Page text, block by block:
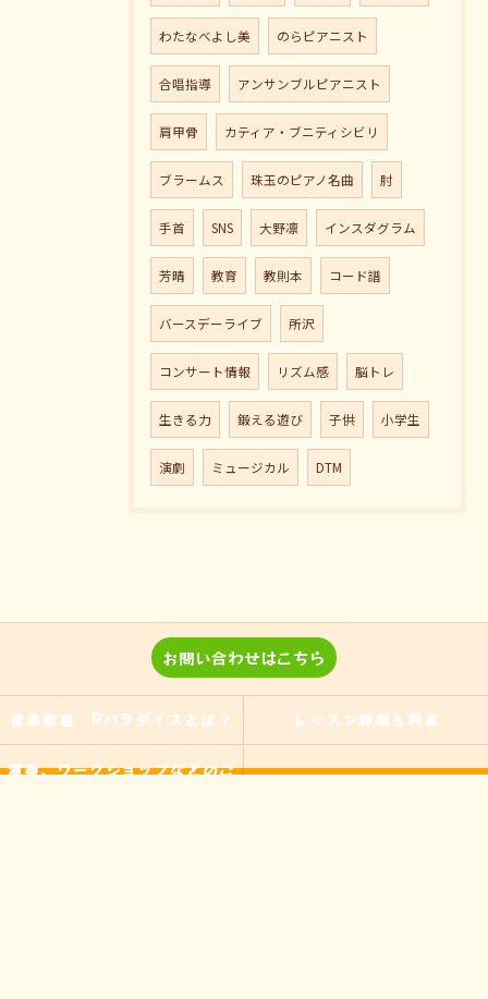
わたなべよし美 のらピアニスト
合唱指導 アンサンブルピアニスト
肩甲骨 カティア・ブニティシビリ
ブラームス 珠玉のピアノ名曲 肘
手首 SNS 大野凛 インスダグラム
芳晴 教育 教則本 コード譜
バースデーライブ 所沢
コンサート情報 リズム感 脳トレ
生きる力 鍛える遊び 子供 小学生
演劇 ミュージカル DTM
お問い合わせはこちら
音楽教室 Pパラダイスとは？ レッスン詳細＆料金
演奏、ワークショップなどのご